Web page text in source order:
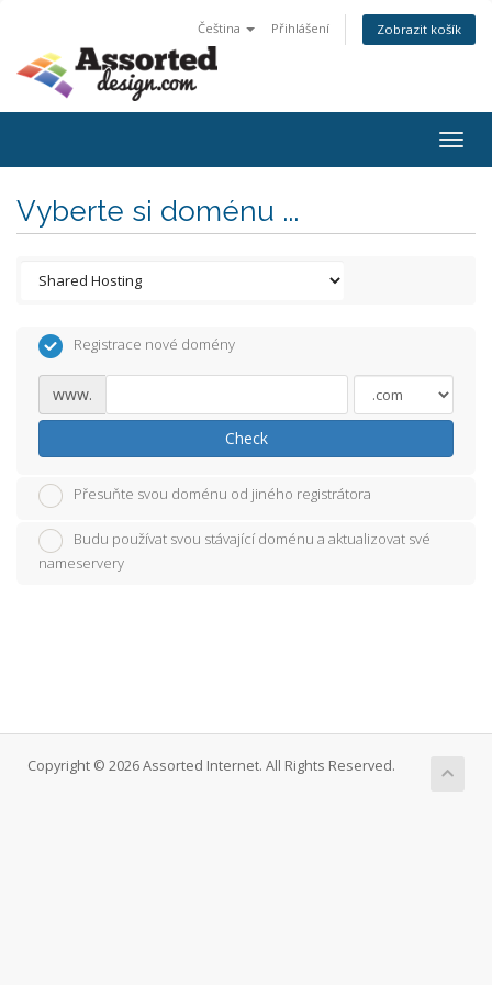
Čeština Přihlášení Zobrazit košík
Vyberte si doménu ...
Registrace nové domény
www.
Check
Přesuňte svou doménu od jiného registrátora
Budu používat svou stávající doménu a aktualizovat své
nameservery
Copyright © 2026 Assorted Internet. All Rights Reserved.